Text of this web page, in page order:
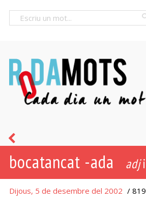
bocatancat -ada adji
Dijous, 5 de desembre del 2002 / 819
llanut
-
uda